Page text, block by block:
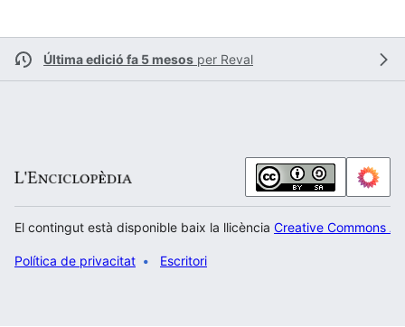
Última edició fa 5 mesos per Reval
El contingut està disponible baix la llicència Creative Commons
Política de privacitat Escritori